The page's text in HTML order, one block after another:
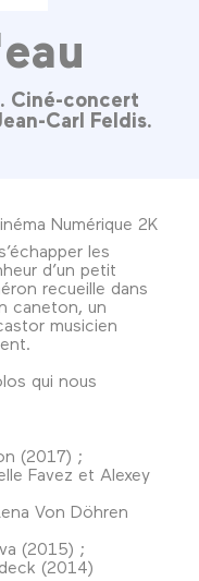
Ciné-concert
Carl Feldis.
Numérique 2K
les
d’un petit
recueille dans
caneton, un
musicien
qui nous
(2017) ;
Favez et Alexey
Von Döhren
(2015) ;
(2014)